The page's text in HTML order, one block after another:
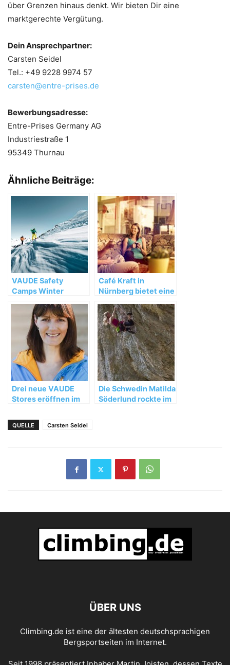
über Grenzen hinaus denkt. Wir bieten Dir eine
marktgerechte Vergütung.
Dein Ansprechpartner:
Carsten Seidel
Tel.: +49 9228 9974 57
carsten@entre-prises.de
Bewerbungsadresse:
Entre-Prises Germany AG
Industriestraße 1
95349 Thurnau
Ähnliche Beiträge:
VAUDE Safety
Camps Winter
Wintersport
genießen – aber
sicher!
Café Kraft in
Nürnberg bietet eine
Sport- und
Fitnesskaufmann
(m/w)
Drei neue VAUDE
Stores eröffnen im
Die Schwedin Matilda
Söderlund rockte im
QUELLE Carsten Seidel
ÜBER UNS
Climbing.de ist eine der ältesten deutschsprachigen
Bergsportseiten im Internet.